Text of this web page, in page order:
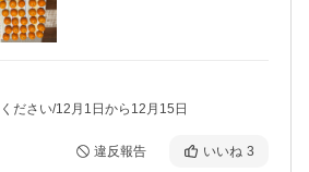
ださい/12月1日から12月15日
違反報告 いいね 3